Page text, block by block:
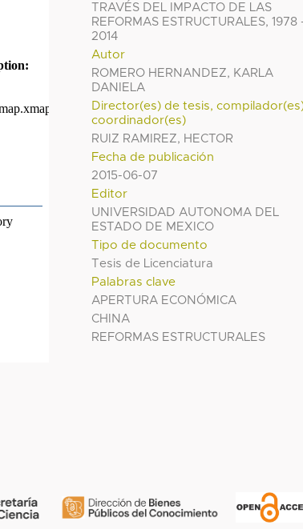
TRAVÉS DEL IMPACTO DE LAS
REFORMAS ESTRUCTURALES, 1978
2014
Autor
ROMERO HERNANDEZ, KARLA
DANIELA
Director(es) de tesis,
coordinador(es)
RUIZ RAMIREZ, HECTOR
Fecha de publicación
2015-06-07
Editor
UNIVERSIDAD AUTONOMA DEL
ESTADO DE MEXICO
Tipo de documento
Tesis de Licenciatura
Palabras clave
APERTURA ECONÓMICA
CHINA
REFORMAS ESTRUCTURALES